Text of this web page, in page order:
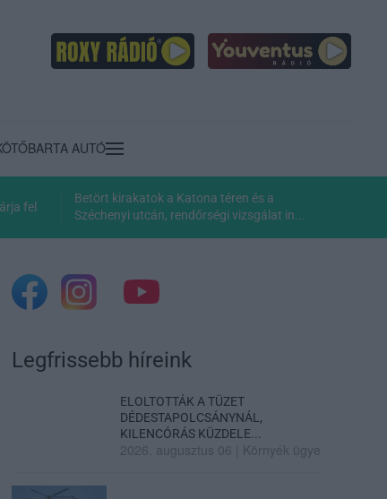
BARTA AUTÓ
fel
Betört kirakatok a Katona téren és a
Széchenyi utcán, rendőrségi vizsgálat in...
Legfrissebb híreink
ELOLTOTTÁK A TÜZET
DÉDESTAPOLCSÁNYNÁL,
KILENCÓRÁS KÜZDELE...
2026. augusztus 06 Környék ügye